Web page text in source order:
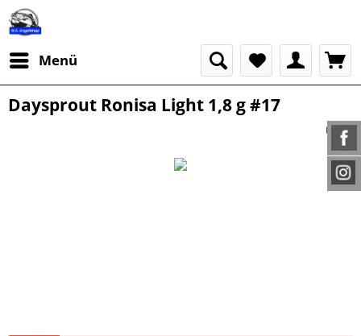
Menü
Daysprout Ronisa Light 1,8 g #17